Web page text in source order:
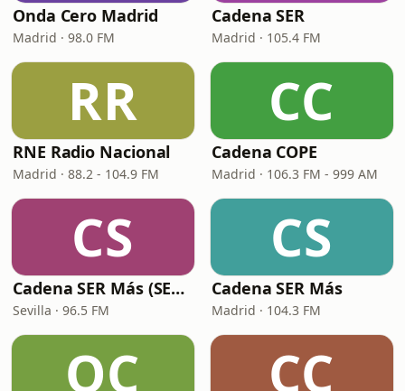
Onda Cero Madrid
Madrid · 98.0 FM
Cadena SER
Madrid · 105.4 FM
RR
RNE Radio Nacional
Madrid · 88.2 - 104.9 FM
CC
Cadena COPE
Madrid · 106.3 FM - 999 AM
CS
Cadena SER Más (SER+ Sevilla)
Sevilla · 96.5 FM
CS
Cadena SER Más
Madrid · 104.3 FM
OC CC